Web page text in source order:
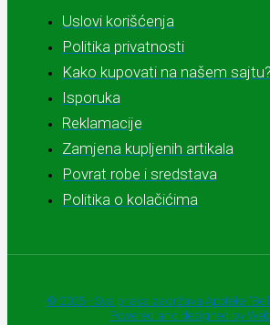
Uslovi korišćenja
Politika privatnosti
Kako kupovati na našem sajtu?
Isporuka
Reklamacije
Zamjena kupljenih artikala
Povrat robe i sredstava
Politika o kolačićima
© 2025 - Sva prava zadržava Apoteke
Powered and designed by